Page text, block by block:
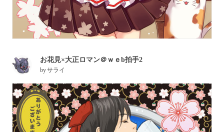
お花見×大正ロマン＠ｗｅb拍手2
byサライ